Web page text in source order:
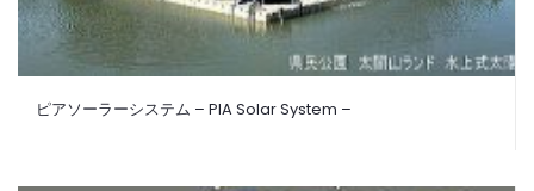
ピアソーラーシステム – PIA Solar System –